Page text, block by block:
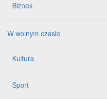
Biznes
W wolnym czasie
Kultura
Sport